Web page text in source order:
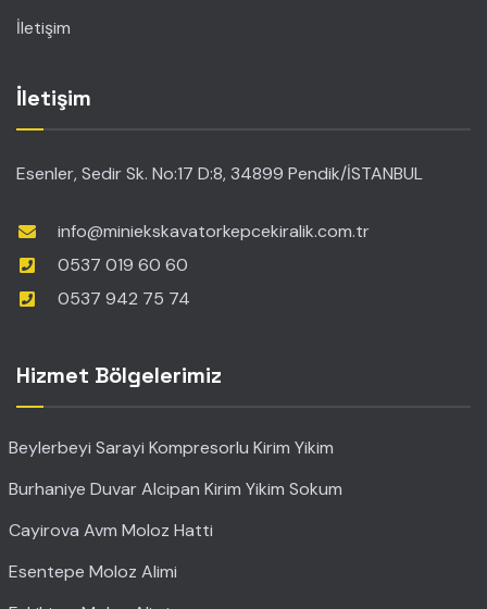
İletişim
İletişim
Esenler, Sedir Sk. No:17 D:8, 34899 Pendik/İSTANBUL
info@miniekskavatorkepcekiralik.com.tr
0537 019 60 60
0537 942 75 74
Hizmet Bölgelerimiz
Beylerbeyi Sarayi Kompresorlu Kirim Yikim
Burhaniye Duvar Alcipan Kirim Yikim Sokum
Cayirova Avm Moloz Hatti
Esentepe Moloz Alimi